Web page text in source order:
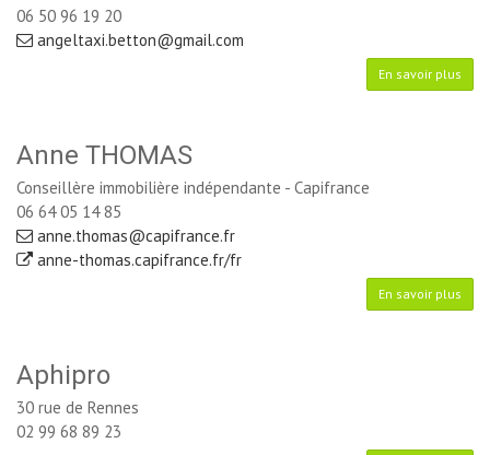
06 50 96 19 20
angeltaxi.betton@gmail.com
En savoir plus
Anne THOMAS
Conseillère immobilière indépendante - Capifrance
06 64 05 14 85
anne.thomas@capifrance.fr
anne-thomas.capifrance.fr/fr
En savoir plus
Aphipro
30 rue de Rennes
02 99 68 89 23